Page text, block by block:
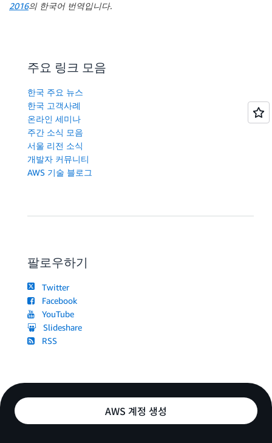
2016의 한국어 번역입니다.
주요 링크 모음
한국 주요 뉴스
한국 고객사례
온라인 세미나
주간 소식 모음
서울 리전 소식
개발자 커뮤니티
AWS 기술 블로그
팔로우하기
Twitter
Facebook
YouTube
Slideshare
RSS
AWS 계정 생성